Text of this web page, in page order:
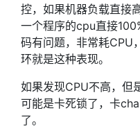
控，如果机器负载直接
一个程序的cpu直接
码有问题，非常耗CPU
环就是这种表现。
如果发现CPU不高，但
可能是卡死锁了，卡
了。